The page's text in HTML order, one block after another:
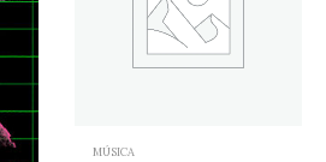
MÚSICA